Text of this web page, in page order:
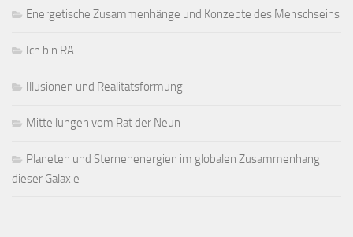
Energetische Zusammenhänge und Konzepte des Menschseins
Ich bin RA
Illusionen und Realitätsformung
Mitteilungen vom Rat der Neun
Planeten und Sternenenergien im globalen Zusammenhang
dieser Galaxie